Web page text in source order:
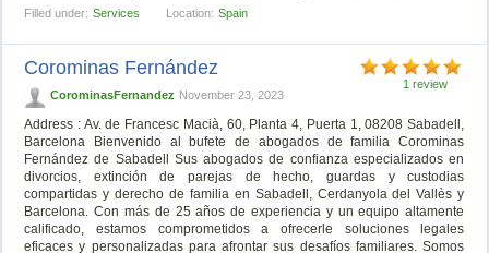
Filled under: Services Location: Spain
1 review
Corominas Fernández
CorominasFernandez November 23, 2023
Address : Av. de Francesc Macià, 60, Planta 4, Puerta 1, 08208 Sabadell,
Barcelona Bienvenido al bufete de abogados de familia Corominas
Fernández de Sabadell Sus abogados de confianza especializados en
divorcios, extinción de parejas de hecho, guardas y custodias
compartidas y derecho de familia en Sabadell, Cerdanyola del Vallès y
Barcelona. Con más de 25 años de experiencia y un equipo altamente
calificado, estamos comprometidos a ofrecerle soluciones legales
eficaces y personalizadas para afrontar sus desafíos familiares. Somos